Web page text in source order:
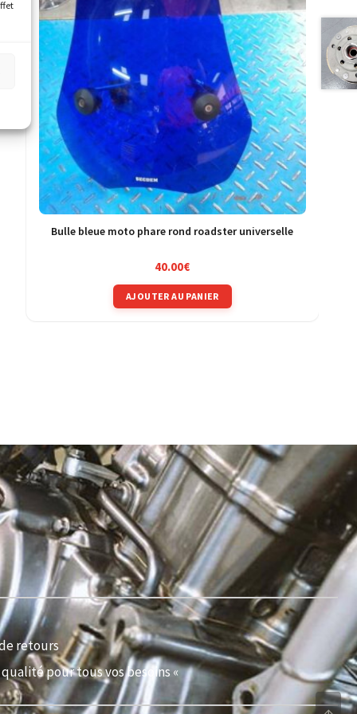
Bulle bleue moto phare rond roadster universelle
40.00€
AJOUTER AU PANIER
retours
pour tous vos besoins «